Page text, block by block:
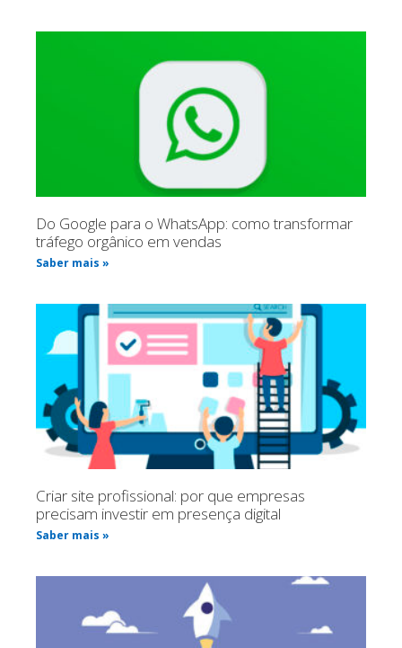
Do Google para o WhatsApp: como transformar
tráfego orgânico em vendas
Saber mais »
Criar site profissional: por que empresas
precisam investir em presença digital
Saber mais »